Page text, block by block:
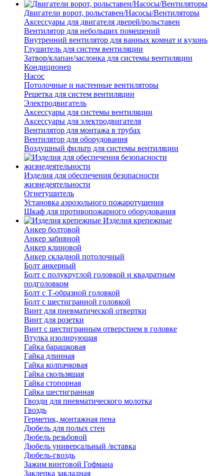
Двигатели ворот, рольставен/Насосы/Вентиляторы
Аксессуары для двигателя дверей/рольставен
Вентилятор для небольших помещений
Внутренний вентилятор для ванных комнат и кухонь
Глушитель для систем вентиляции
Затвор/клапан/заслонка для системы вентиляции
Кондиционер
Насос
Потолочные и настенные вентиляторы
Решетка для систем вентиляции
Электродвигатель
Аксессуары для системы вентиляции
Аксессуары для электродвигателя
Вентилятор для монтажа в трубах
Вентилятор для оборудования
Воздушный фильтр для системы вентиляции
Изделия для обеспечения безопасности
жизнедеятельности
Огнетушитель
Установка аэрозольного пожаротушения
Шкаф для противопожарного оборудования
Изделия крепежные
Анкер болтовой
Анкер забивной
Анкер клиновой
Анкер складной потолочный
Болт анкерный
Болт с полукруглой головкой и квадратным
подголовком
Болт с Т-образной головкой
Болт с шестигранной головкой
Винт для пневматической отвертки
Винт для розетки
Винт с шестигранным отверстием в головке
Втулка изолирующая
Гайка барашковая
Гайка длинная
Гайка колпачковая
Гайка скользящая
Гайка стопорная
Гайка шестигранная
Гвозди для пневматического молотка
Гвоздь
Герметик, монтажная пена
Дюбель для полых стен
Дюбель резьбовой
Дюбель универсальный /вставка
Дюбель-гвоздь
Зажим винтовой Гофмана
Заклепка закладная